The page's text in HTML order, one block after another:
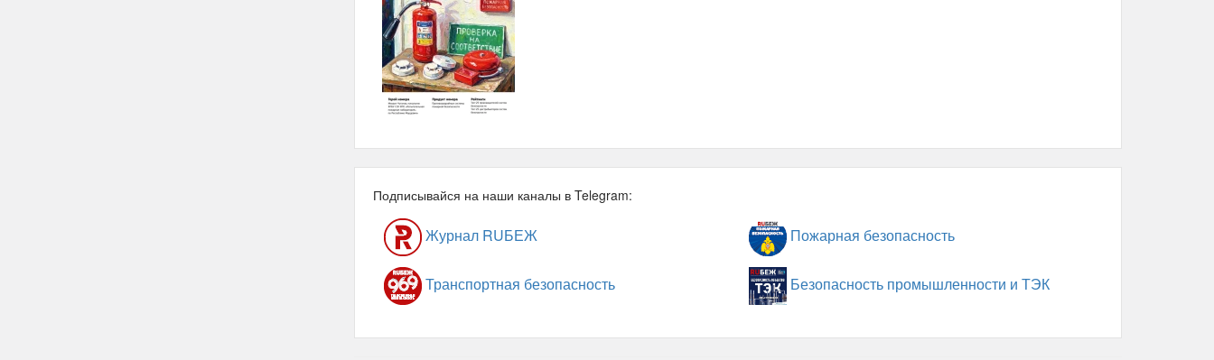
Подписывайся на наши каналы в Telegram:
Журнал RUБЕЖ Пожарная безопасность
Транспортная безопасность Безопасность промышленности и ТЭК